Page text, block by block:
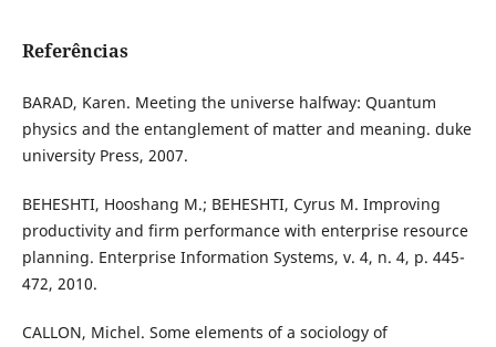
Referências
BARAD, Karen. Meeting the universe halfway: Quantum
physics and the entanglement of matter and meaning. duke
university Press, 2007.
BEHESHTI, Hooshang M.; BEHESHTI, Cyrus M. Improving
productivity and firm performance with enterprise resource
planning. Enterprise Information Systems, v. 4, n. 4, p. 445-
472, 2010.
CALLON, Michel. Some elements of a sociology of